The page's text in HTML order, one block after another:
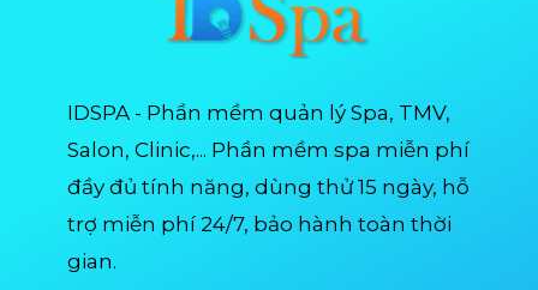
IDSPA - Phần mềm quản lý Spa, TMV,
Salon, Clinic,... Phần mềm spa miễn phí
đầy đủ tính năng, dùng thử 15 ngày, hỗ
trợ miễn phí 24/7, bảo hành toàn thời
gian.